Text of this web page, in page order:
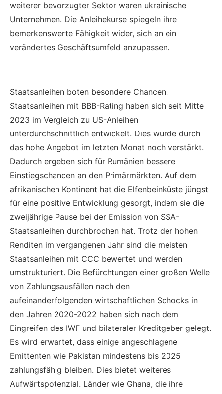
weiterer bevorzugter Sektor waren ukrainische
Unternehmen. Die Anleihekurse spiegeln ihre
bemerkenswerte Fähigkeit wider, sich an ein
verändertes Geschäftsumfeld anzupassen.
Staatsanleihen boten besondere Chancen.
Staatsanleihen mit BBB-Rating haben sich seit Mitte
2023 im Vergleich zu US-Anleihen
unterdurchschnittlich entwickelt. Dies wurde durch
das hohe Angebot im letzten Monat noch verstärkt.
Dadurch ergeben sich für Rumänien bessere
Einstiegschancen an den Primärmärkten. Auf dem
afrikanischen Kontinent hat die Elfenbeinküste jüngst
für eine positive Entwicklung gesorgt, indem sie die
zweijährige Pause bei der Emission von SSA-
Staatsanleihen durchbrochen hat. Trotz der hohen
Renditen im vergangenen Jahr sind die meisten
Staatsanleihen mit CCC bewertet und werden
umstrukturiert. Die Befürchtungen einer großen Welle
von Zahlungsausfällen nach den
aufeinanderfolgenden wirtschaftlichen Schocks in
den Jahren 2020-2022 haben sich nach dem
Eingreifen des IWF und bilateraler Kreditgeber gelegt.
Es wird erwartet, dass einige angeschlagene
Emittenten wie Pakistan mindestens bis 2025
zahlungsfähig bleiben. Dies bietet weiteres
Aufwärtspotenzial. Länder wie Ghana, die ihre